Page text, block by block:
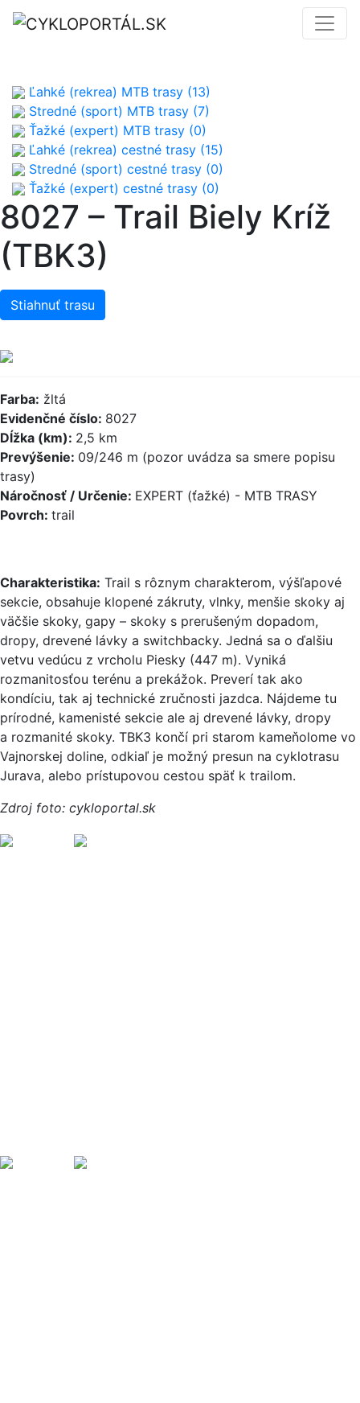
Ľahké (rekrea) MTB trasy (13)
Stredné (sport) MTB trasy (7)
Ťažké (expert) MTB trasy (0)
Ľahké (rekrea) cestné trasy (15)
Stredné (sport) cestné trasy (0)
Ťažké (expert) cestné trasy (0)
8027 – Trail Biely Kríž
(TBK3)
Stiahnuť trasu
Farba: žltá
Evidenčné číslo: 8027
Dĺžka (km): 2,5 km
Prevýšenie: 09/246 m (pozor uvádza sa smere popisu
trasy)
Náročnosť / Určenie: EXPERT (ťažké) - MTB TRASY
Povrch: trail
Charakteristika: Trail s rôznym charakterom, výšľapové
sekcie, obsahuje klopené zákruty, vlnky, menšie skoky aj
väčšie skoky, gapy – skoky s prerušeným dopadom,
dropy, drevené lávky a switchbacky. Jedná sa o ďalšiu
vetvu vedúcu z vrcholu Piesky (447 m). Vyniká
rozmanitosťou terénu a prekážok. Preverí tak ako
kondíciu, tak aj technické zručnosti jazdca. Nájdeme tu
prírodné, kamenisté sekcie ale aj drevené lávky, dropy
a rozmanité skoky. TBK3 končí pri starom kameňolome vo
Vajnorskej doline, odkiaľ je možný presun na cyklotrasu
Jurava, alebo prístupovou cestou späť k trailom.
Zdroj foto: cykloportal.sk